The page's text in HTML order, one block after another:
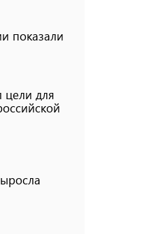
показали
цели для